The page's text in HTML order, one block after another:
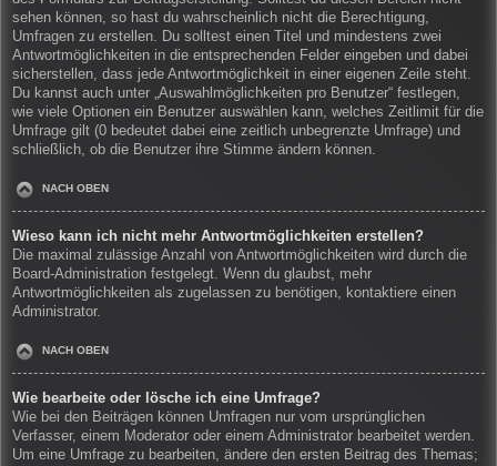
sehen können, so hast du wahrscheinlich nicht die Berechtigung,
Umfragen zu erstellen. Du solltest einen Titel und mindestens zwei
Antwortmöglichkeiten in die entsprechenden Felder eingeben und dabei
sicherstellen, dass jede Antwortmöglichkeit in einer eigenen Zeile steht.
Du kannst auch unter „Auswahlmöglichkeiten pro Benutzer“ festlegen,
wie viele Optionen ein Benutzer auswählen kann, welches Zeitlimit für die
Umfrage gilt (0 bedeutet dabei eine zeitlich unbegrenzte Umfrage) und
schließlich, ob die Benutzer ihre Stimme ändern können.
NACH OBEN
Wieso kann ich nicht mehr Antwortmöglichkeiten erstellen?
Die maximal zulässige Anzahl von Antwortmöglichkeiten wird durch die
Board-Administration festgelegt. Wenn du glaubst, mehr
Antwortmöglichkeiten als zugelassen zu benötigen, kontaktiere einen
Administrator.
NACH OBEN
Wie bearbeite oder lösche ich eine Umfrage?
Wie bei den Beiträgen können Umfragen nur vom ursprünglichen
Verfasser, einem Moderator oder einem Administrator bearbeitet werden.
Um eine Umfrage zu bearbeiten, ändere den ersten Beitrag des Themas;